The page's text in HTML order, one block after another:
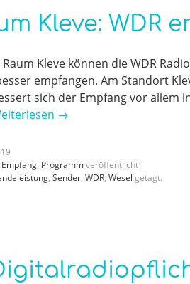
Kleve:
Kleve können die WDR
empfangen. Am Standort
sich der Empfang vor allem
→
Empfang, Programmveröffentlicht
, Sender, WDR, Wesel getagt.